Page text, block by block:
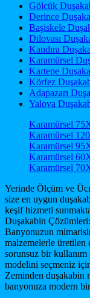
Gölcük
Derince
Başiskele
Dilovası
Kandıra
Karamürsel
Kartepe
Körfez
Adapazarı
Yalova
Karamürsel
Karamürsel
Karamürsel
Karamürsel
Karamürsel
Yerinde Ölçüm ve
size en uygun
keşif hizmeti
Duşakabin
Banyonuzun
malzemelerle üretilen
sorunsuz bir kullanım
modelini seçmeniz
Zeminden duşakabin
banyonuza modern